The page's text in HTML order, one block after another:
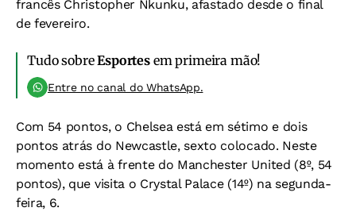
francês Christopher Nkunku, afastado desde o final
de fevereiro.
Tudo sobreEsportesem primeira mão!
Entre no canal do WhatsApp.
Com 54 pontos, o Chelsea está em sétimo e dois
pontos atrás do Newcastle, sexto colocado. Neste
momento está à frente do Manchester United (8º, 54
pontos), que visita o Crystal Palace (14º) na segunda-
feira, 6.